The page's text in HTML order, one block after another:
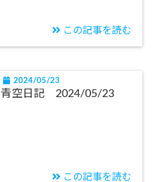
この記事を読む
2024/05/23
青空日記 2024/05/23
この記事を読む